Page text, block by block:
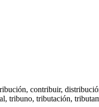
, contribuir,
, tribuno, tributación,